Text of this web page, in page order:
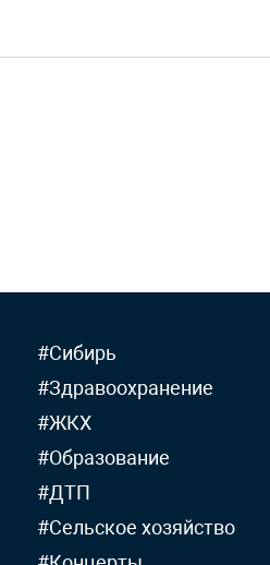
#Сибирь
#Здравоохранение
#ЖКХ
#Образование
#ДТП
#Сельское хозяйство